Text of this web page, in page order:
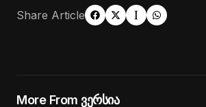
Share Article
More From ვერსია